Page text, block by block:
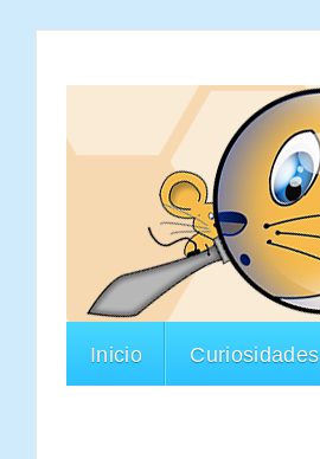
Inicio Curiosidades